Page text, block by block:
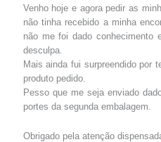
Venho hoje e agora pedir as
não tinha recebido a minha
não me foi dado conhecimento
desculpa.
Mais ainda fui surpreendido por
produto pedido.
Pesso que me seja enviado
portes da segunda embalagem.
Obrigado pela atenção